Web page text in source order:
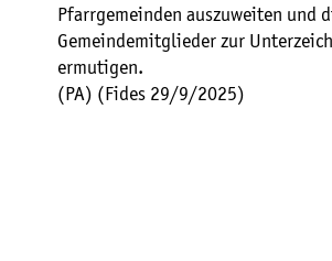
Pfarrgemeinden auszuweiten und
Gemeindemitglieder zur
ermutigen.
(PA) (Fides 29/9/2025)